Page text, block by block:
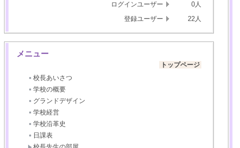
ログインユーザー
0人
登録ユーザー
22人
メニュー
トップページ
校長あいさつ
学校の概要
グランドデザイン
学校経営
学校沿革史
日課表